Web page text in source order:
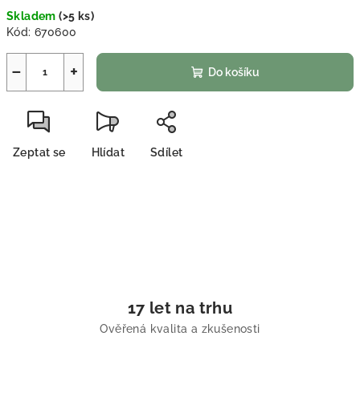
Skladem(>5 ks)
Kód: 670600
+
− Do košíku
Zeptat se Hlídat Sdílet
17 let na trhu
Ověřená kvalita a zkušenosti